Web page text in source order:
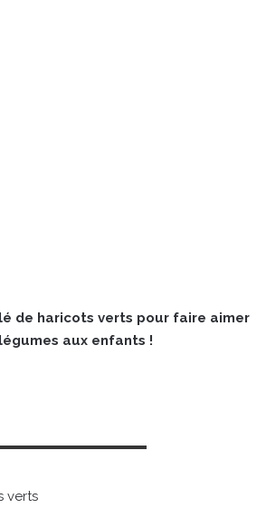
de haricots verts pour faire aimer
aux enfants !
verts